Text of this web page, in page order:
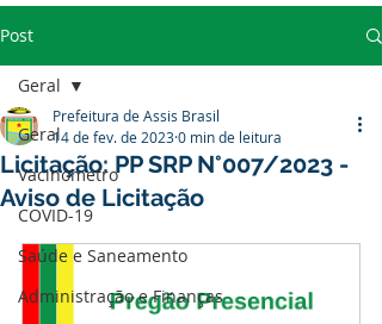
Post
Geral
Vacinômetro
COVID-19
Saúde e Saneamento
Administração e Finanças
Geral
Licitação: PP SRP N°007/2023 -
Aviso de Licitação
Prefeitura de Assis Brasil
14 de fev. de 20230 min de leitura